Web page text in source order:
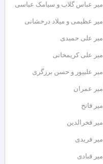
امیر عباس گلاب و سیامک عباسی
امیر عظیمی و میلاد درخشانی
امیر علی حمیدی
امیر علی کریمخانی
امیر علیپور و حسن برزگری
امیر عمران
امیر فاتح
امیر فخرالدین
امیر فریدی
امیر قبادی